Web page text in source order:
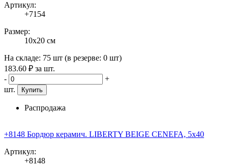
Артикул:
+7154
Размер:
10x20 см
На складе: 75 шт (в резерве: 0 шт)
183.60 ₽ за шт.
-
+
шт.
Купить
Распродажа
+8148 Бордюр керамич. LIBERTY BEIGE CENEFA, 5x40
Артикул:
+8148